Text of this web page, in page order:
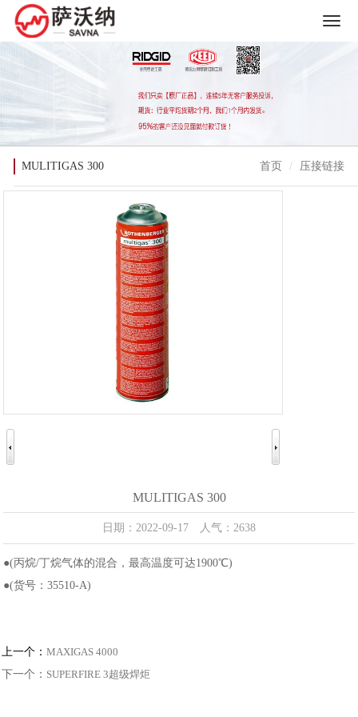
MULITIGAS 300 首页 压接链接
MULITIGAS 300
日期：2022-09-17 人气：2638
●(丙烷/丁烷气体的混合，最高温度可达1900℃)
●(货号：35510-A)
上一个： MAXIGAS 4000
下一个： SUPERFIRE 3超级焊炬